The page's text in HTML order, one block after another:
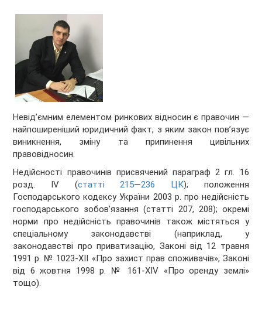
Невід’ємним елементом ринкових відносин є правочин —
найпоширеніший юридичний факт, з яким закон пов’язує
виникнення, зміну та припинення цивільних
правовідносин.
Недійсності правочинів присвячений параграф 2 гл. 16
розд. IV (статті 215—236 ЦК); положення
Господарського кодексу України 2003 р. про недійсність
господарського зобов’язання (статті 207, 208); окремі
норми про недійсність правочинів також містяться у
спеціальному законодавстві (наприклад, у
законодавстві про приватизацію, Законі від 12 травня
1991 р. № 1023-XII «Про захист прав споживачів», Законі
від 6 жовтня 1998 р. № 161-XIV «Про оренду землі»
тощо).